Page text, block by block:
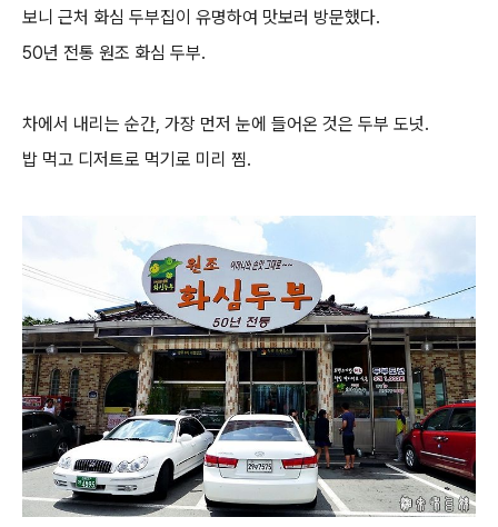
보니 근처 화심 두부집이 유명하여 맛보러 방문했다.
50년 전통 원조 화심 두부.
차에서 내리는 순간, 가장 먼저 눈에 들어온 것은 두부 도넛.
밥 먹고 디저트로 먹기로 미리 찜.